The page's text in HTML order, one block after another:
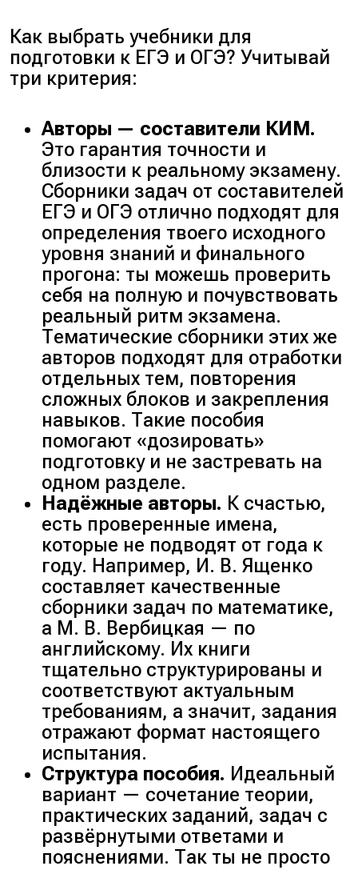
Как выбрать учебники для
подготовки к ЕГЭ и ОГЭ? Учитывай
три критерия:
Авторы — составители КИМ.
Это гарантия точности и
близости к реальному экзамену.
Сборники задач от составителей
ЕГЭ и ОГЭ отлично подходят для
определения твоего исходного
уровня знаний и финального
прогона: ты можешь проверить
себя на полную и почувствовать
реальный ритм экзамена.
Тематические сборники этих же
авторов подходят для отработки
отдельных тем, повторения
сложных блоков и закрепления
навыков. Такие пособия
помогают «дозировать»
подготовку и не застревать на
одном разделе.
Надёжные авторы. К счастью,
есть проверенные имена,
которые не подводят от года к
году. Например, И. В. Ященко
составляет качественные
сборники задач по математике,
а М. В. Вербицкая — по
английскому. Их книги
тщательно структурированы и
соответствуют актуальным
требованиям, а значит, задания
отражают формат настоящего
испытания.
Структура пособия. Идеальный
вариант — сочетание теории,
практических заданий, задач с
развёрнутыми ответами и
пояснениями. Так ты не просто